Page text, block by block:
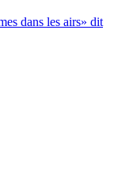
dans les airs» dit